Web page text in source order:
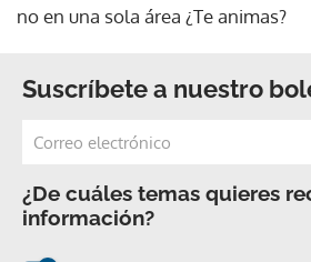
no en una sola área ¿Te animas?
Suscríbete a nuestro
¿De cuáles temas quieres
información?